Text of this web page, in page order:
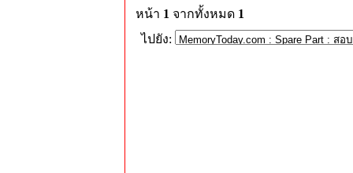
หน้า 1 จากทั้งหมด 1
ไปยัง: